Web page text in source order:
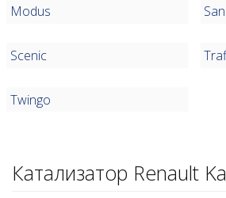
Modus
Scenic
Twingo
Катализатор Renault